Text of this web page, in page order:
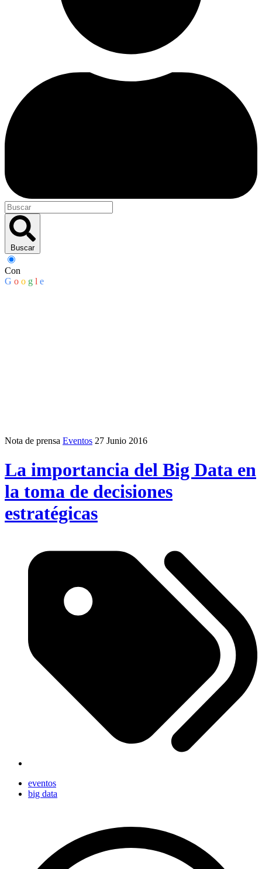
Buscar
Con
G o o g l e
Nota de prensa Eventos 27 Junio 2016
La importancia del Big Data en
la toma de decisiones
estratégicas
eventos
big data